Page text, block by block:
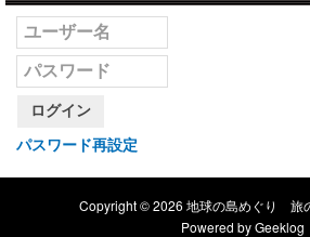
ログイン
パスワード再設定
Copyright © 2026 地球の島めぐり
Powered byGeeklog